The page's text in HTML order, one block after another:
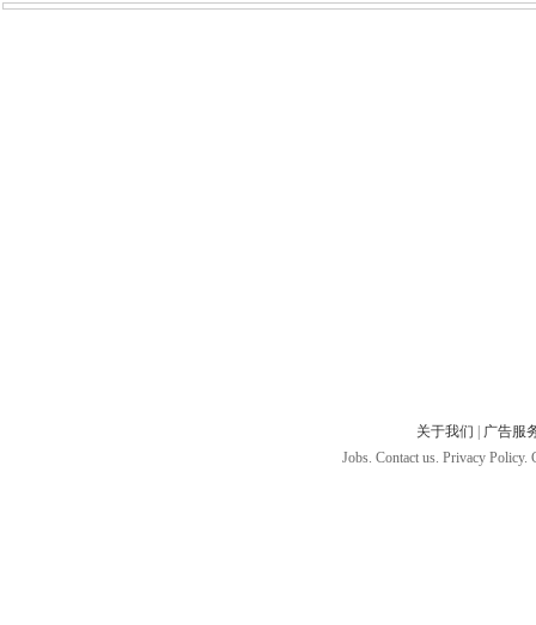
关于我们
广告服
Jobs. Contact us. Privacy